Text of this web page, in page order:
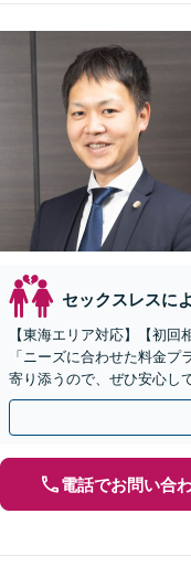
セックスレスに
【東海エリア対応】【初回
「ニーズに合わせた料金
寄り添うので、ぜひ安心し
交渉力で、あなたの権利を
電話でお問い合